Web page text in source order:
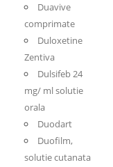
Duavive
comprimate
Duloxetine
Zentiva
Dulsifeb 24
mg/ ml solutie
orala
Duodart
Duofilm,
solutie cutanata